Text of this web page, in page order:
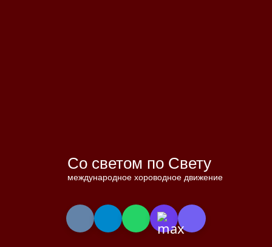
Со светом по Свету
международное хороводное движение